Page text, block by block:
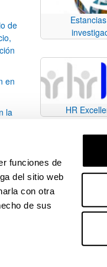
funciones de
del sitio web
con otra
de sus
de
en
la
desplazarse.
HR